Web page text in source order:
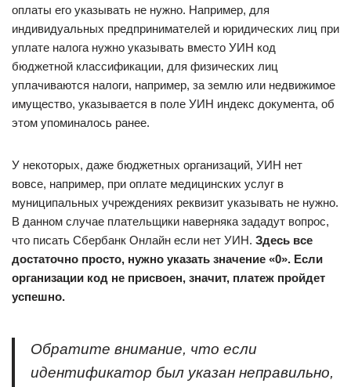
оплаты его указывать не нужно. Например, для
индивидуальных предпринимателей и юридических лиц при
уплате налога нужно указывать вместо УИН код
бюджетной классификации, для физических лиц
уплачиваются налоги, например, за землю или недвижимое
имущество, указывается в поле УИН индекс документа, об
этом упоминалось ранее.
У некоторых, даже бюджетных организаций, УИН нет
вовсе, например, при оплате медицинских услуг в
муниципальных учреждениях реквизит указывать не нужно.
В данном случае плательщики наверняка зададут вопрос,
что писать Сбербанк Онлайн если нет УИН. Здесь все
достаточно просто, нужно указать значение «0». Если
организации код не присвоен, значит, платеж пройдет
успешно.
Обратите внимание, что если
идентификатор был указан неправильно,